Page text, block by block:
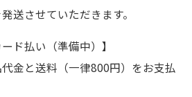
送させていただきます。
ド払い（準備中）】
金と送料（一律800円）をお支払